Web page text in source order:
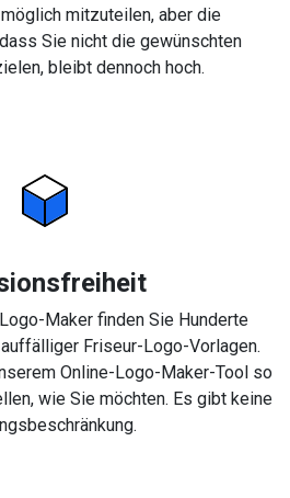
mitzuteilen, aber die
Sie nicht die gewünschten
bleibt dennoch hoch.
Maker finden Sie Hunderte
Friseur-Logo-Vorlagen.
Online-Logo-Maker-Tool so
wie Sie möchten. Es gibt keine